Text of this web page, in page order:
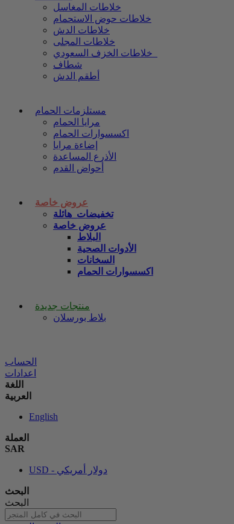
خلاطات المغاسل
خلاطات حوض الاستحمام
خلاطات الدش
خلاطات المجلى
شطاف
أطقم الدش
مستلزمات الحمام
مرايا الحمام
اكسسوارات الحمام
إضاءة مرايا
الأذرع المساعدة
أحواض القدم
عروض خاصة
تخفيضات_هائلة
عروض خاصة
البلاط
الأدوات الصحية
السخانات
اكسسوارات الحمام
منتجات جديدة
بلاط بورسلان
الحساب
اعدادات
اللغة
العربية
English
العملة
SAR
USD - دولار أمريكي
البحث
البحث